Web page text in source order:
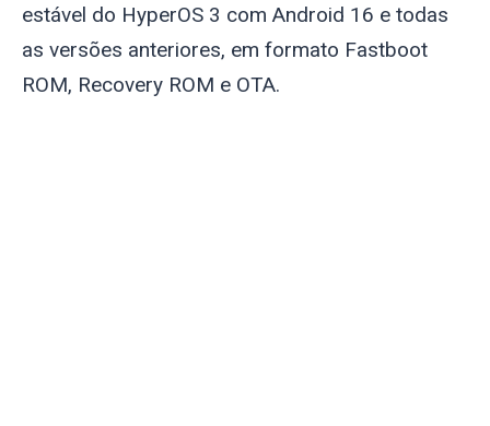
estável do HyperOS 3 com Android 16 e todas
as versões anteriores, em formato Fastboot
ROM, Recovery ROM e OTA.